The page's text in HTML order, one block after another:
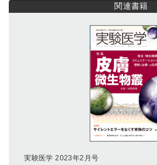
関連書籍
実験医学 2023年2月号